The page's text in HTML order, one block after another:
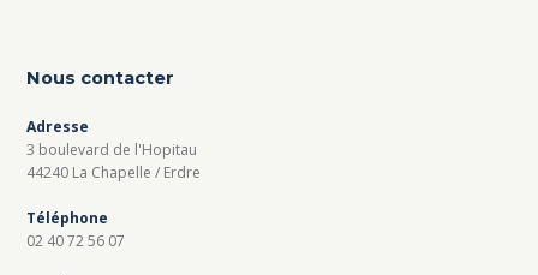
Nous contacter
Adresse
3 boulevard de l'Hopitau
44240 La Chapelle / Erdre
Téléphone
02 40 72 56 07